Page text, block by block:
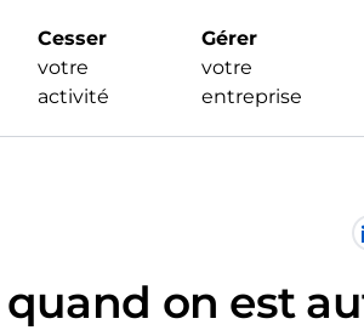
Cesser
votre
activité
Gérer
votre
entreprise
on est